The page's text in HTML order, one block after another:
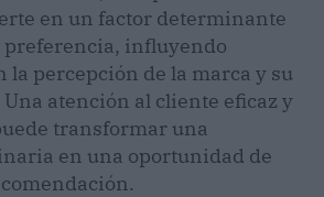
en un factor determinante
preferencia, influyendo
la percepción de la marca y su
atención al cliente eficaz y
transformar una
en una oportunidad de